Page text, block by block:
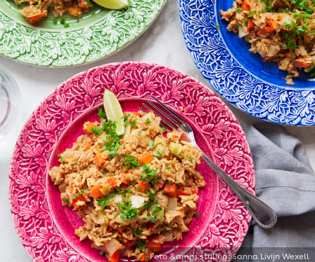
Foto &amp; styling: Sanna Livijn Wexell